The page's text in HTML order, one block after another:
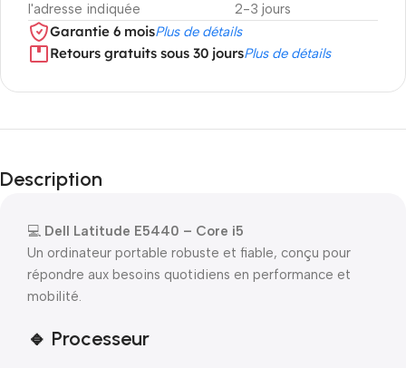
l'adresse indiquée
2-3 jours
Garantie 6 moisPlus de détails
Retours gratuits sous 30 joursPlus de détails
Description
💻 Dell Latitude E5440 – Core i5
Un ordinateur portable robuste et fiable, conçu pour
répondre aux besoins quotidiens en performance et
mobilité.
🔹 Processeur